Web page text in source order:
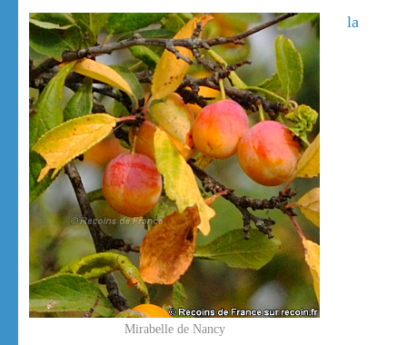
Mirabelle de Nancy
la